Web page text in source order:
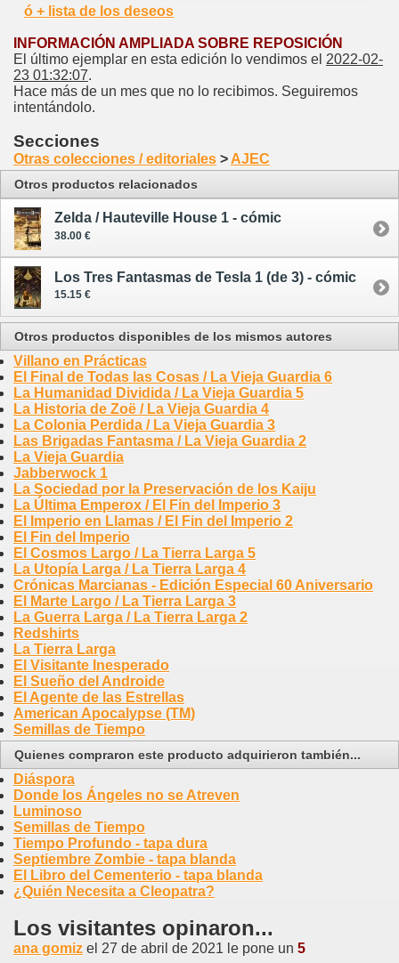
ó + lista de los deseos
INFORMACIÓN AMPLIADA SOBRE REPOSICIÓN
El último ejemplar en esta edición lo vendimos el 2022-02-
23 01:32:07.
Hace más de un mes que no lo recibimos. Seguiremos
intentándolo.
Secciones
Otras colecciones / editoriales > AJEC
Otros productos relacionados
Zelda / Hauteville House 1 - cómic
38.00 €
Los Tres Fantasmas de Tesla 1 (de 3) - cómic
15.15 €
Otros productos disponibles de los mismos autores
Villano en Prácticas
El Final de Todas las Cosas / La Vieja Guardia 6
La Humanidad Dividida / La Vieja Guardia 5
La Historia de Zoë / La Vieja Guardia 4
La Colonia Perdida / La Vieja Guardia 3
Las Brigadas Fantasma / La Vieja Guardia 2
La Vieja Guardia
Jabberwock 1
La Sociedad por la Preservación de los Kaiju
La Última Emperox / El Fin del Imperio 3
El Imperio en Llamas / El Fin del Imperio 2
El Fin del Imperio
El Cosmos Largo / La Tierra Larga 5
La Utopía Larga / La Tierra Larga 4
Crónicas Marcianas - Edición Especial 60 Aniversario
El Marte Largo / La Tierra Larga 3
La Guerra Larga / La Tierra Larga 2
Redshirts
La Tierra Larga
El Visitante Inesperado
El Sueño del Androide
El Agente de las Estrellas
American Apocalypse (TM)
Semillas de Tiempo
Quienes compraron este producto adquirieron también...
Diáspora
Donde los Ángeles no se Atreven
Luminoso
Semillas de Tiempo
Tiempo Profundo - tapa dura
Septiembre Zombie - tapa blanda
El Libro del Cementerio - tapa blanda
¿Quién Necesita a Cleopatra?
Los visitantes opinaron...
ana gomiz el 27 de abril de 2021 le pone un 5